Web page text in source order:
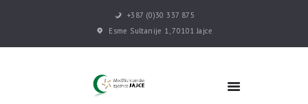
+387 (0)30 337 875
Esme Sultanije 1, 70101 Jajce
POČETNA